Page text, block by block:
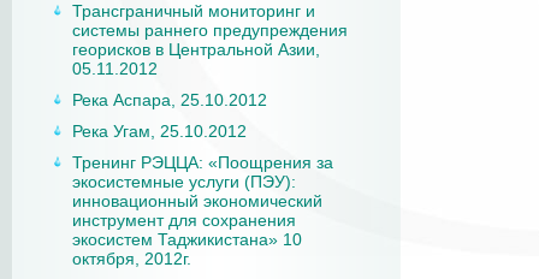
Трансграничный мониторинг и
системы раннего предупреждения
георисков в Центральной Азии,
05.11.2012
Река Аспара, 25.10.2012
Река Угам, 25.10.2012
Тренинг РЭЦЦА: «Поощрения за
экосистемные услуги (ПЭУ):
инновационный экономический
инструмент для сохранения
экосистем Таджикистана» 10
октября, 2012г.